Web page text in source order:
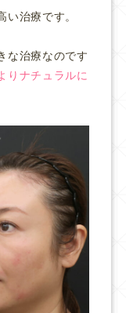
治療です。
な治療なのです
りナチュラルに